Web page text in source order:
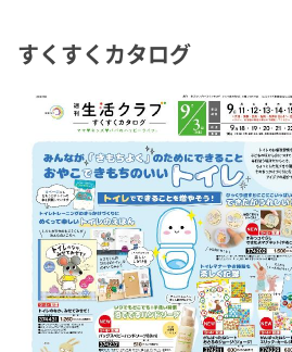
すくすくカタログ